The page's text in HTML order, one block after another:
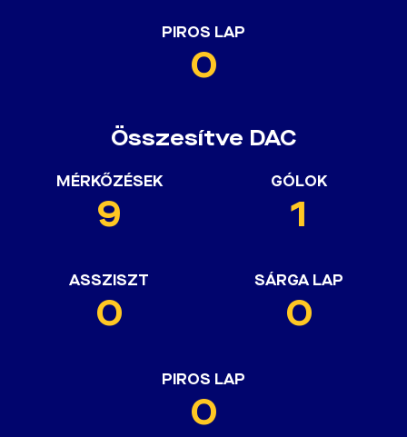
PIROS LAP
0
Összesítve DAC
MÉRKŐZÉSEK
9
GÓLOK
1
ASSZISZT
0
SÁRGA LAP
0
PIROS LAP
0